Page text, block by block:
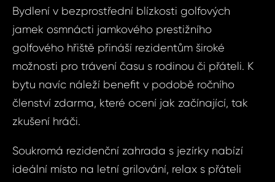
Bydlení v bezprostřední blízkosti golfových
jamek osmnácti jamkového prestižního
golfového hřiště přináší rezidentům široké
možnosti pro trávení času s rodinou či přáteli. K
bytu navíc náleží benefit v podobě ročního
členství zdarma, které ocení jak začínající, tak
zkušení hráči.
Soukromá rezidenční zahrada s jezírky nabízí
ideální místo na letní grilování, relax s přáteli